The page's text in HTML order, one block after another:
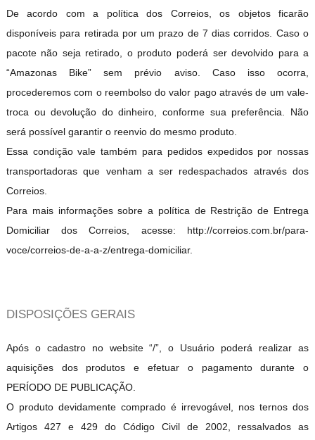
De acordo com a política dos Correios, os objetos ficarão
disponíveis para retirada por um prazo de 7 dias corridos. Caso o
pacote não seja retirado, o produto poderá ser devolvido para a
“Amazonas Bike” sem prévio aviso. Caso isso ocorra,
procederemos com o reembolso do valor pago através de um vale-
troca ou devolução do dinheiro, conforme sua preferência. Não
será possível garantir o reenvio do mesmo produto.
Essa condição vale também para pedidos expedidos por nossas
transportadoras que venham a ser redespachados através dos
Correios.
Para mais informações sobre a política de Restrição de Entrega
Domiciliar dos Correios, acesse: http://correios.com.br/para-
voce/correios-de-a-a-z/entrega-domiciliar.
DISPOSIÇÕES GERAIS
Após o cadastro no website “/”, o Usuário poderá realizar as
aquisições dos produtos e efetuar o pagamento durante o
PERÍODO DE PUBLICAÇÃO.
O produto devidamente comprado é irrevogável, nos ternos dos
Artigos 427 e 429 do Código Civil de 2002, ressalvados as